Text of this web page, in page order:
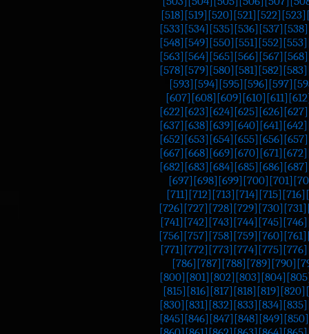
[518] [519] [520] [521] [522] [523]
[533] [534] [535] [536] [537] [538]
[548] [549] [550] [551] [552] [553]
[563] [564] [565] [566] [567] [568]
[578] [579] [580] [581] [582] [583]
[593] [594] [595] [596] [597]
[607] [608] [609] [610] [611]
[622] [623] [624] [625] [626] [627]
[637] [638] [639] [640] [641] [642]
[652] [653] [654] [655] [656] [657]
[667] [668] [669] [670] [671] [672]
[682] [683] [684] [685] [686] [687]
[697] [698] [699] [700] [701]
[711] [712] [713] [714] [715] [716]
[726] [727] [728] [729] [730] [731]
[741] [742] [743] [744] [745] [746]
[756] [757] [758] [759] [760] [761]
[771] [772] [773] [774] [775] [776]
[786] [787] [788] [789] [790]
[800] [801] [802] [803] [804]
[815] [816] [817] [818] [819] [820]
[830] [831] [832] [833] [834] [835]
[845] [846] [847] [848] [849] [850]